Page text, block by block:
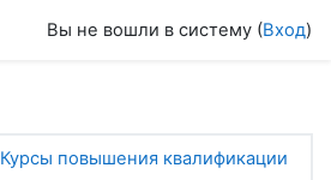
Вы не вошли в систему (Вход)
Курсы повышения квалификации